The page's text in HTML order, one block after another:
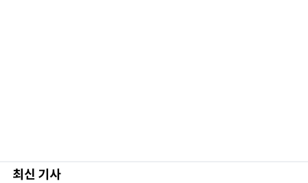
최신 기사